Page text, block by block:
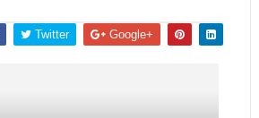
Twitter Google+